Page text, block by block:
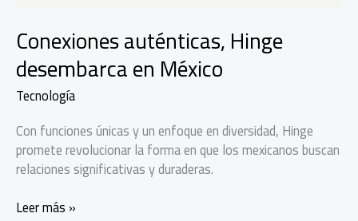
Conexiones auténticas, Hinge
desembarca en México
Tecnología
Con funciones únicas y un enfoque en diversidad, Hinge
promete revolucionar la forma en que los mexicanos buscan
relaciones significativas y duraderas.
Conexiones
Leer más »